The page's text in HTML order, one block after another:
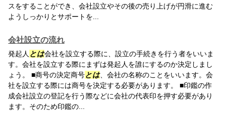
スをすることができ、会社設立やその後の売り上げが円滑に進む
ようしっかりとサポートを...
会社設立の流れ
発起人 とは会社を設立する際に、設立の手続きを行う者をいいま
す。会社を設立する際にまずは発起人を誰にするのか決定しまし
ょう。 ■商号の決定商号とは、会社の名称のことをいいます。会
社を設立する際には商号を決定する必要があります。 ■印鑑の作
成会社設立の登記を行う際などに会社の代表印を押す必要があり
ます。そのため印鑑の...